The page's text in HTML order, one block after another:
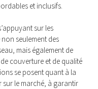
et inclusifs.
sur les
seulement des
mais également de
couverture et de qualité
se posent quant à la
sur le marché, à garantir